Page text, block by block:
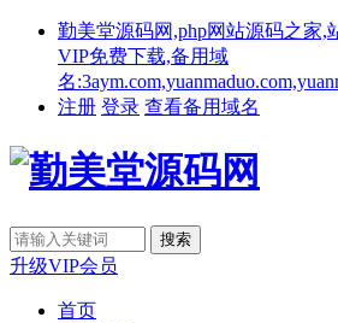
勤美堂源码网,php网站源码之家,
VIP免费下载,备用域
名
注册 登录 查看备用域名
升级VIP会员
首页